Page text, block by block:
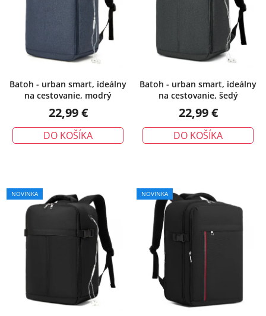
Batoh - urban smart, ideálny
na cestovanie, modrý
22,99 €
DO KOŠÍKA
Batoh - urban smart, ideálny
na cestovanie, šedý
22,99 €
DO KOŠÍKA
NOVINKA NOVINKA